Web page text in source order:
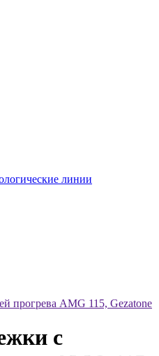
линии
прогрева AMG 115, Gezatone
с